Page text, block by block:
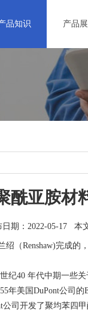
品知识 产品
酰亚胺材
期：2022-05-17 本
绍（Renshaw)完成
纪40 年代中期一些
年美国DuPont公司
司开发了聚均苯四